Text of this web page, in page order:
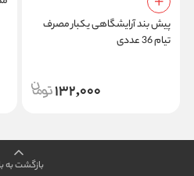
پیش بند آرایشگاهی یکبار مصرف
تیام 36 عددی
132,000
بازگشت به